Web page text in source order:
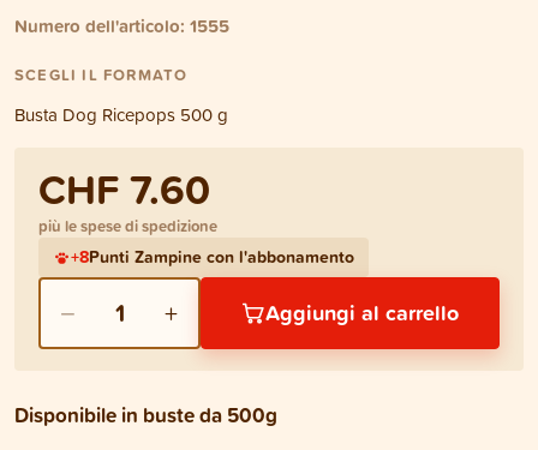
Numero dell'articolo: 1555
SCEGLI IL FORMATO
Busta Dog Ricepops 500 g
CHF 7.60
più le spese di spedizione
+8Punti Zampine con l'abbonamento
− 1 + Aggiungi al carrello
Disponibile in buste da 500g